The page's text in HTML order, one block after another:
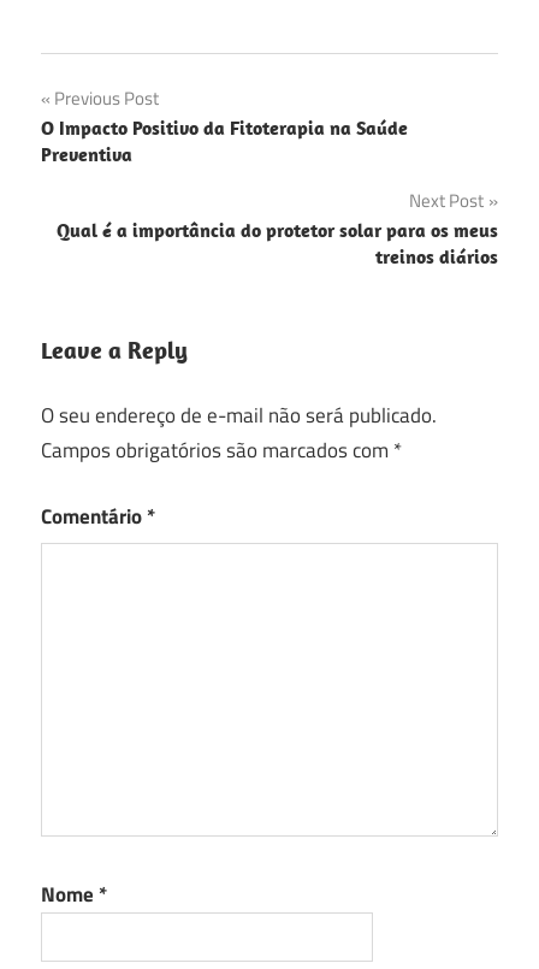
Navegação
de
Previous Post
O Impacto Positivo da Fitoterapia na Saúde
Preventiva
Next Post
Qual é a importância do protetor solar para os meus
treinos diários
Leave a Reply
O seu endereço de e-mail não será publicado.
Campos obrigatórios são marcados com *
Comentário*
Nome *